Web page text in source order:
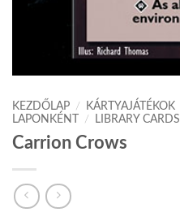
KEZDŐLAP / KÁRTYAJÁTÉKOK
LAPONKÉNT
/ LIBRARY CARDS
Carrion Crows